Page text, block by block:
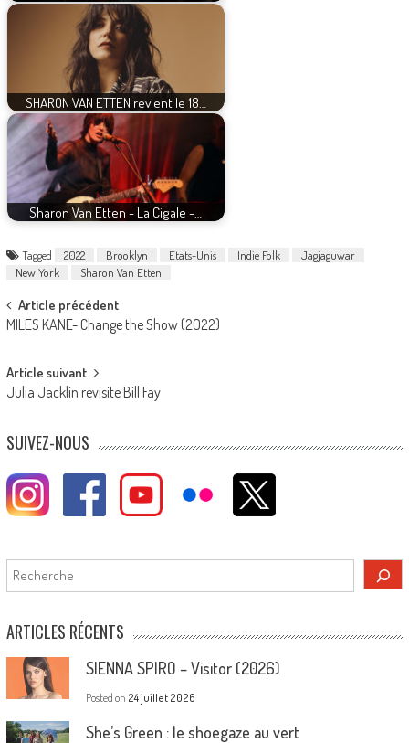
SHARON VAN ETTEN revient le 18…
Sharon Van Etten - La Cigale -…
Tagged 2022 Brooklyn Etats-Unis Indie Folk
Jagjaguwar
New York
Sharon Van Etten
Post
navigation
Article précédent
MILES KANE- Change the Show (2022)
Article suivant
Julia Jacklin revisite Bill Fay
SUIVEZ-NOUS
Rechercher
ARTICLES RÉCENTS
SIENNA SPIRO – Visitor (2026)
Posted on 24 juillet 2026
She’s Green : le shoegaze au vert